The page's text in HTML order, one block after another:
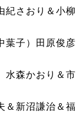
紀さおり＆小柳
葉子）田原俊彦
水森かおり＆市
＆新沼謙治＆福